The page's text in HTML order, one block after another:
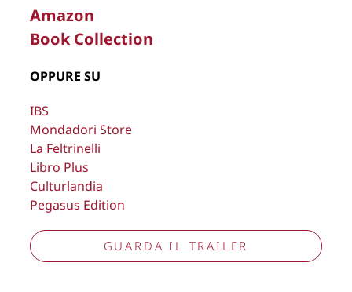
La Direzione stabilisce insindacabilmente di inserire,
rimuovere, oscurare, modificare, immagini e testi del sito, a
propria discrezione.
Copyright © 2026
Aggiorna preferenze tracciamento
Amazon
Book Collection
OPPURE SU
IBS
Mondadori Store
La Feltrinelli
Libro Plus
Culturlandia
Pegasus Edition
GUARDA IL TRAILER